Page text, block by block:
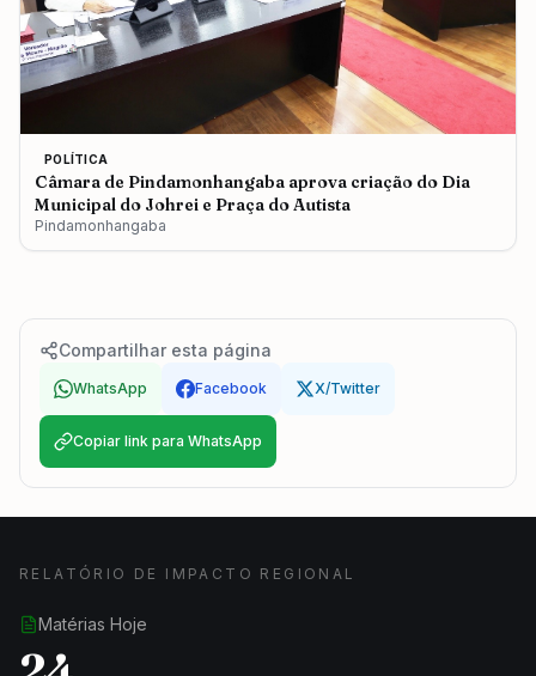
POLÍTICA
Câmara de Pindamonhangaba aprova criação do Dia
Municipal do Johrei e Praça do Autista
Pindamonhangaba
Compartilhar esta página
WhatsApp Facebook X/Twitter
Copiar link para WhatsApp
RELATÓRIO DE IMPACTO REGIONAL
Matérias Hoje